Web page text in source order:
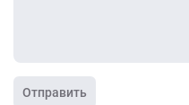
Отправить